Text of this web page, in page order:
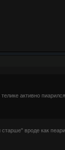
активно
вроде как